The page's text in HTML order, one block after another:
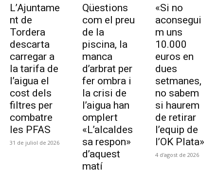
L’Ajuntame
nt de
Tordera
descarta
carregar a
la tarifa de
l’aigua el
cost dels
filtres per
combatre
les PFAS
31 de juliol de 2026
Qüestions
com el preu
de la
piscina, la
manca
d’arbrat per
fer ombra i
la crisi de
l’aigua han
omplert
«L’alcaldes
sa respon»
d’aquest
matí
«Si no
aconsegui
m uns
10.000
euros en
dues
setmanes,
no sabem
si haurem
de retirar
l’equip de
l’OK Plata»
4 d'agost de 2026